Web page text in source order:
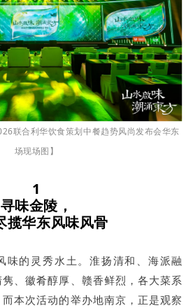
联合利华饮食策划中餐趋势风尚发布会华东
场现场图】
1
寻味金陵，
揽华东风味风骨
味的灵秀水土。淮扬清和、海派融
、徽肴醇厚、赣香鲜烈，各大菜系
本次活动的举办地南京，正是观察